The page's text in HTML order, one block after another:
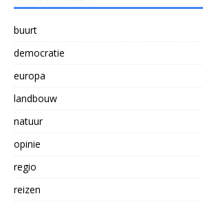
buurt
democratie
europa
landbouw
natuur
opinie
regio
reizen